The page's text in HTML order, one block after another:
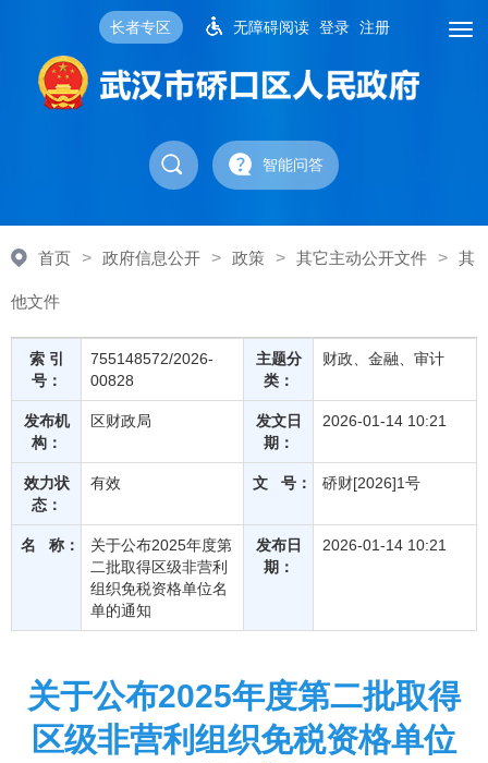
长者专区 无障碍阅读 登录 注册
智能问答
首页 > 政府信息公开 > 政策 > 其它主动公开文件 > 其
他文件
索 引
号：
755148572/2026-
00828
主题分
类：
财政、金融、审计
发布机
构：
区财政局
发文日
期：
2026-01-14 10:21
效力状
态：
有效 文 号： 硚财[2026]1号
名 称：
关于公布2025年度第
二批取得区级非营利
组织免税资格单位名
单的通知
发布日
期：
2026-01-14 10:21
关于公布2025年度第二批取得
区级非营利组织免税资格单位